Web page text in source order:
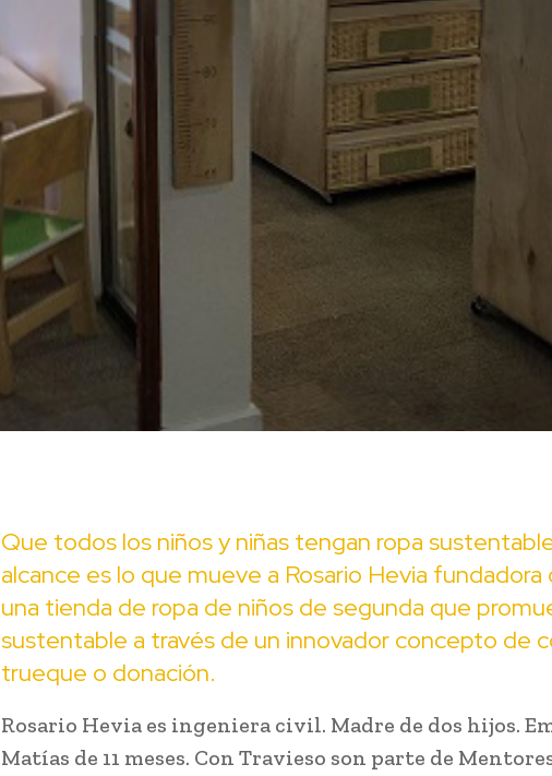
Que todos los niños y niñas tengan ropa
alcance es lo que mueve a Rosario Hevia fundadora
una tienda de ropa de niños de segunda que
sustentable a través de un innovador concepto de
trueque o donación.
Rosario Hevia es ingeniera civil. Madre de dos hijos.
Matías de 11 meses. Con Travieso son parte de